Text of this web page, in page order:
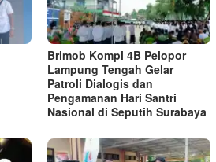
Brimob Kompi 4B Pelopor
Lampung Tengah Gelar
Patroli Dialogis dan
Pengamanan Hari Santri
Nasional di Seputih Surabaya